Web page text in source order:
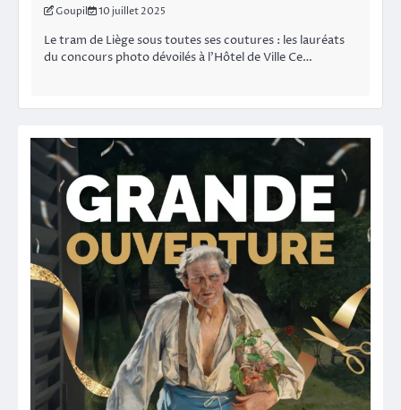
Goupil 10 juillet 2025
Le tram de Liège sous toutes ses coutures : les lauréats
du concours photo dévoilés à l’Hôtel de Ville Ce…